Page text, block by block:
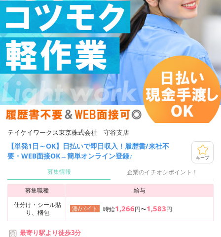
テイケイワークス東京株式会社 守谷支店
【単発1日～OK】日払いで即日収入！履歴書/来社不
要・WEB面接OK→簡単オンライン登録♪
キープ
募集情報 企業のイチオシポイント！
募集職種
給与
仕分け・シール貼
り、梱包
派/バイト 時給1,266円〜1,583円
最寄り駅より徒歩3分